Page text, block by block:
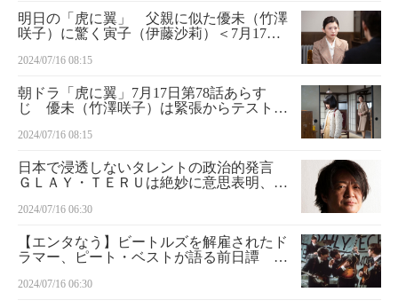
明日の「虎に翼」 父親に似た優未（竹澤
咲子）に驚く寅子（伊藤沙莉）＜7月17日
2024/07/16 08:15
朝ドラ「虎に翼」7月17日第78話あらす
じ 優未（竹澤咲子）は緊張からテストで
三（仲野太賀）の姿を重ねる
2024/07/16 08:15
日本で浸透しないタレントの政治的発言
ＧＬＡＹ・ＴＥＲＵは絶妙に意思表明、ワ
2024/07/16 06:30
【エンタなう】ビートルズを解雇されたド
ラマー、ピート・ベストが語る前日譚 映
から世界へ」
2024/07/16 06:30